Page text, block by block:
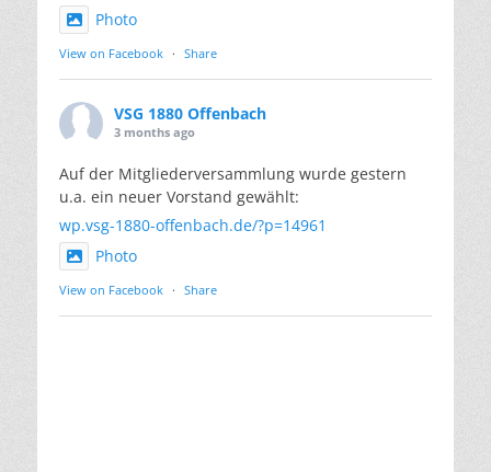
Photo
View on Facebook · Share
VSG 1880 Offenbach
3 months ago
Auf der Mitgliederversammlung wurde gestern
u.a. ein neuer Vorstand gewählt:
wp.vsg-1880-offenbach.de/?p=14961
Photo
View on Facebook · Share